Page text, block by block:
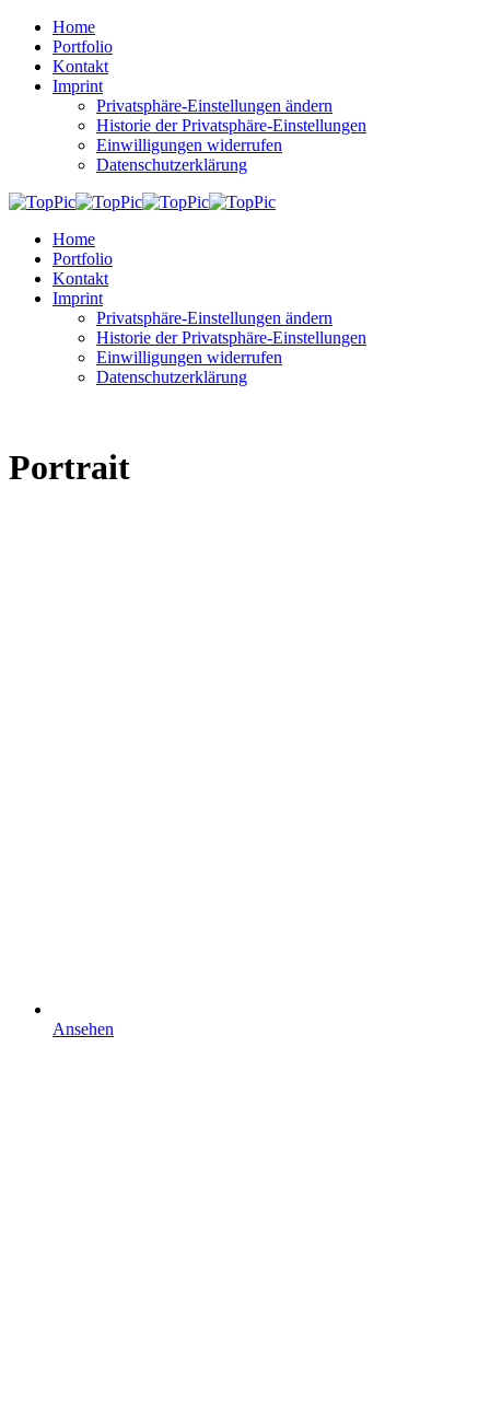
Home
Portfolio
Kontakt
Imprint
Privatsphäre-Einstellungen ändern
Historie der Privatsphäre-Einstellungen
Einwilligungen widerrufen
Datenschutzerklärung
Home
Portfolio
Kontakt
Imprint
Privatsphäre-Einstellungen ändern
Historie der Privatsphäre-Einstellungen
Einwilligungen widerrufen
Datenschutzerklärung
Portrait
Ansehen